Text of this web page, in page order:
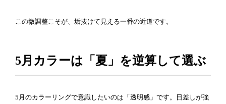
この微調整こそが、垢抜けて見える一番の近道です。
5月カラーは「夏」を逆算して選ぶ
5月のカラーリングで意識したいのは「透明感」です。日差しが強